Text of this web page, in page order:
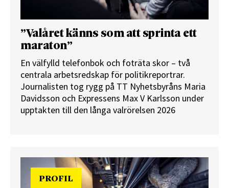
”Valåret känns som att sprinta ett
maraton”
En välfylld telefonbok och foträta skor – två
centrala arbetsredskap för politikreportrar.
Journalisten tog rygg på TT Nyhetsbyråns Maria
Davidsson och Expressens Max V Karlsson under
upptakten till den långa valrörelsen 2026
PROFIL